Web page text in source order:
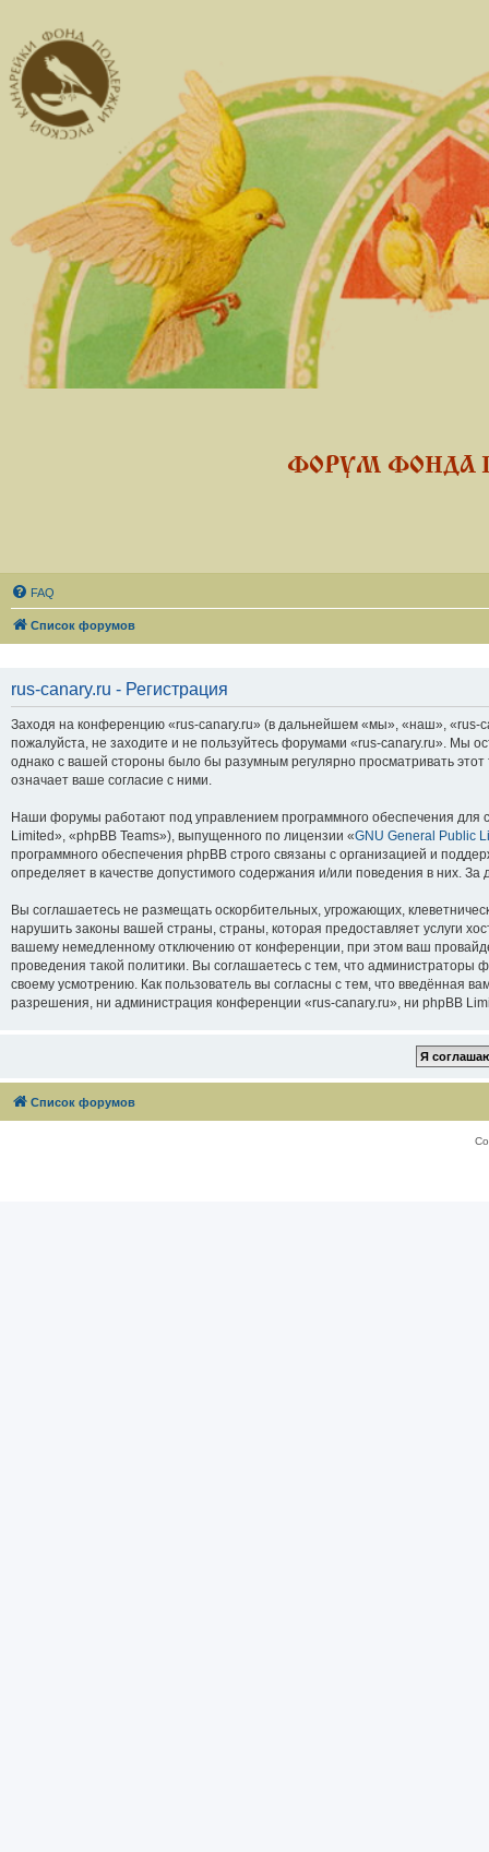
ФОРУМ ФОНДА
FAQ
Список форумов
rus-canary.ru - Регистрация
Заходя на конференцию «rus-canary.ru» (в дальнейшем «мы», «наш», «rus-
пожалуйста, не заходите и не пользуйтесь форумами «rus-canary.ru». Мы
однако с вашей стороны было бы разумным регулярно просматривать
означает ваше согласие с ними.
Наши форумы работают под управлением программного обеспечения
Limited», «phpBB Teams»), выпущенного по лицензии «GNU General Public
программного обеспечения phpBB строго связаны с организацией и
определяет в качестве допустимого содержания и/или поведения в них.
Вы соглашаетесь не размещать оскорбительных, угрожающих,
нарушить законы вашей страны, страны, которая предоставляет услуги
вашему немедленному отключению от конференции, при этом ваш
проведения такой политики. Вы соглашаетесь с тем, что
своему усмотрению. Как пользователь вы согласны с тем, что введённая
разрешения, ни администрация конференции «rus-canary.ru», ни phpBB
Список форумов